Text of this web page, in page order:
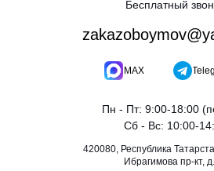
Бесплатный
Пн - Пт: 9:00-18:00
Сб - Вс: 10:00-
420080, Республика
Ибрагимова пр-кт,
MAX